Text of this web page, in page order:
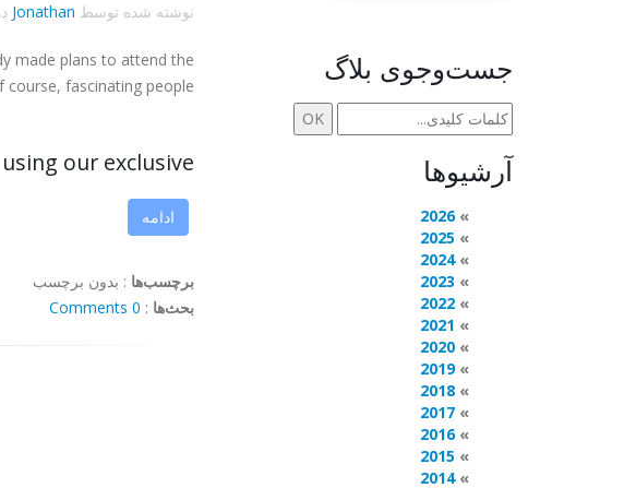
نوشته شده توسط Jonathan
made plans to attend the
fascinating people.
our exclusive ...
ادامه
برچسب‌ها : بدون برچسب
بحث‌ها :
0 Comments
جست‌وجوی بلاگ
آرشیوها
2026
2025
2024
2023
2022
2021
2020
2019
2018
2017
2016
2015
2014